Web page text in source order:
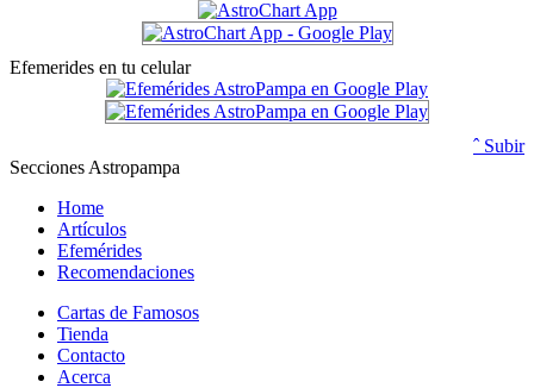
Efemerides en tu celular
ˆ Subir
Secciones Astropampa
Home
Artículos
Efemérides
Recomendaciones
Cartas de Famosos
Tienda
Contacto
Acerca